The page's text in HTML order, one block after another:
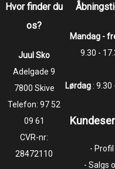
Hvor finder du
os?
Juul Sko
​​​​​​​Adelgade 9
7800 Skive
Telefon:97 52
09 61
CVR-nr:
28472110
Mandag -
9.30 -
Lørdag: 9.30
- Profil
- Salgs